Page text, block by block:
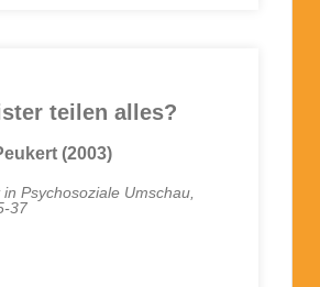
teilen alles?
(2003)
Psychosoziale Umschau,
37